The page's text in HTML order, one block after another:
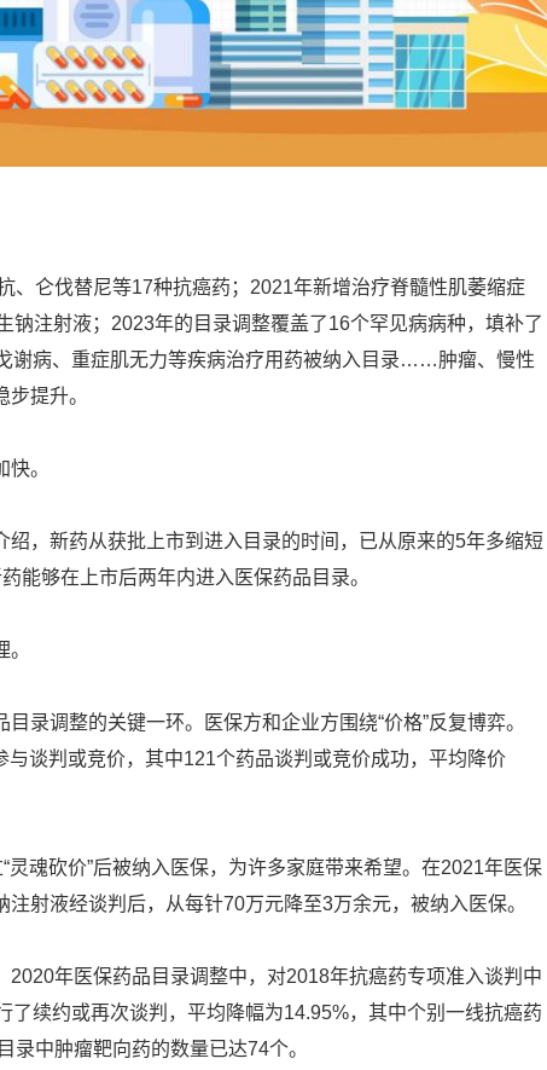
、仑伐替尼等17种抗癌药；2021年新增治疗脊髓性肌萎缩症
钠注射液；2023年的目录调整覆盖了16个罕见病病种，填补了
谢病、重症肌无力等疾病治疗用药被纳入目录……肿瘤、慢性
提升。
。
绍，新药从获批上市到进入目录的时间，已从原来的5年多缩短
能够在上市后两年内进入医保药品目录。
录调整的关键一环。医保方和企业方围绕“价格”反复博弈。
与谈判或竞价，其中121个药品谈判或竞价成功，平均降价
灵魂砍价”后被纳入医保，为许多家庭带来希望。在2021年医保
射液经谈判后，从每针70万元降至3万余元，被纳入医保。
2020年医保药品目录调整中，对2018年抗癌药专项准入谈判中
了续约或再次谈判，平均降幅为14.95%，其中个别一线抗癌药
录中肿瘤靶向药的数量已达74个。